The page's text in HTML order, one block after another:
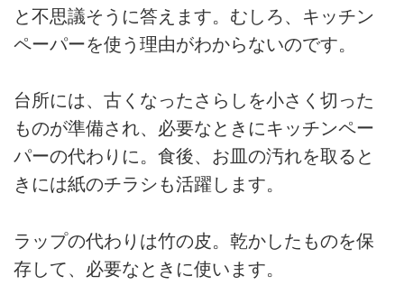
と不思議そうに答えます。むしろ、キッチン
ペーパーを使う理由がわからないのです。
台所には、古くなったさらしを小さく切った
ものが準備され、必要なときにキッチンペー
パーの代わりに。食後、お皿の汚れを取ると
きには紙のチラシも活躍します。
ラップの代わりは竹の皮。乾かしたものを保
存して、必要なときに使います。